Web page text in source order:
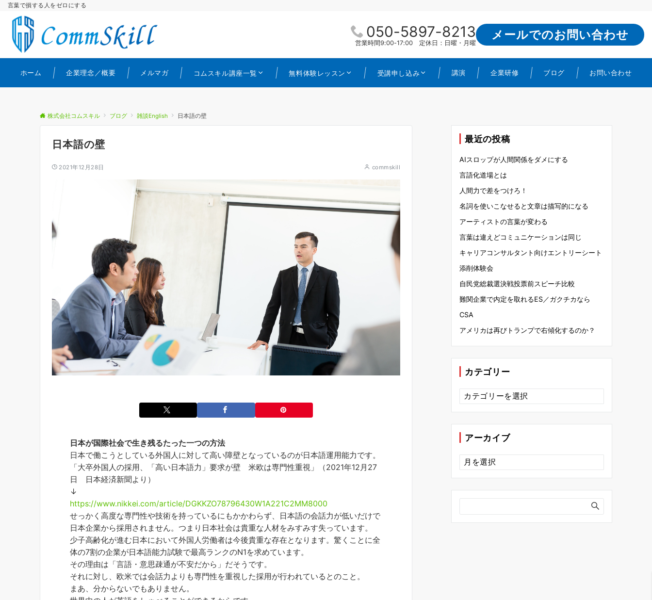
言葉で損する人をゼロにする
050-5897-8213
営業時間9:00-17:00 定休日：日曜・月曜
メールでのお問い合わせ
ホーム 企業理念／概要 メルマガ コムスキル講座一覧 無料体験レッスン 受講申し込み 講演 企業研修 ブログ お問い合わせ
株式会社コムスキル ブログ 雑談English 日本語の壁
日本語の壁
2021年12月28日 commskill
日本が国際社会で生き残るたった一つの方法
日本で働こうとしている外国人に対して高い障壁となっているのが日本語運用能力です。
「大卒外国人の採用、「高い日本語力」要求が壁 米欧は専門性重視」（2021年12月27
日 日本経済新聞より）
↓
https://www.nikkei.com/article/DGKKZO78796430W1A221C2MM8000
せっかく高度な専門性や技術を持っているにもかかわらず、日本語の会話力が低いだけで
日本企業から採用されません。つまり日本社会は貴重な人材をみすみす失っています。
少子高齢化が進む日本において外国人労働者は今後貴重な存在となります。驚くことに全
体の7割の企業が日本語能力試験で最高ランクのN1を求めています。
その理由は「言語・意思疎通が不安だから」だそうです。
それに対し、欧米では会話力よりも専門性を重視した採用が行われているとのこと。
まあ、分からないでもありません。
最近の投稿
AIスロップが人間関係をダメにする
言語化道場とは
人間力で差をつけろ！
名詞を使いこなせると文章は描写的になる
アーティストの言葉が変わる
言葉は違えどコミュニケーションは同じ
キャリアコンサルタント向けエントリーシート
添削体験会
自民党総裁選決戦投票前スピーチ比較
難関企業で内定を取れるES／ガクチカなら
CSA
アメリカは再びトランプで右傾化するのか？
カテゴリー
カ
テ
ゴ
ー
アーカイブ
ア
ー
カ
ブ